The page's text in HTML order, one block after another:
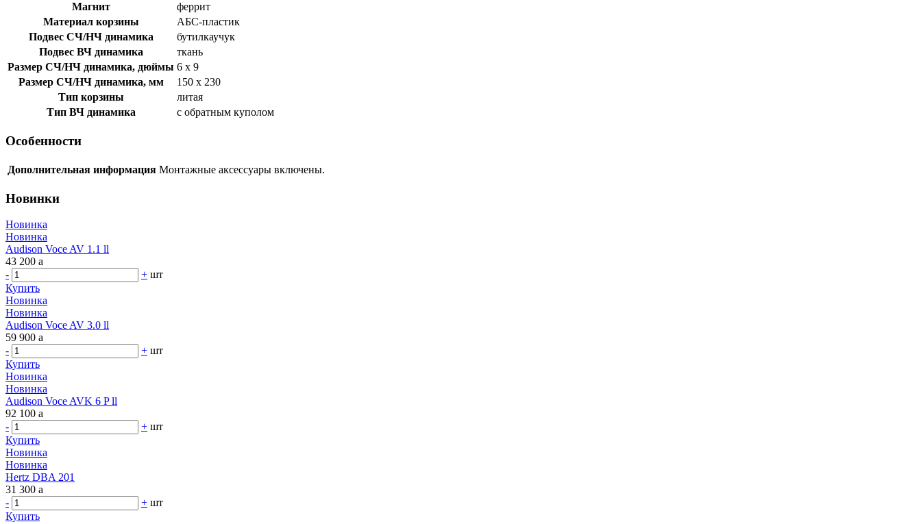
Магнит
феррит
Материал корзины
АБС-пластик
Подвес СЧ/НЧ динамика
бутилкаучук
Подвес ВЧ динамика
ткань
Размер СЧ/НЧ динамика, дюймы 6 x 9
Размер СЧ/НЧ динамика, мм
150 x 230
Тип корзины
литая
Тип ВЧ динамика
с обратным куполом
Особенности
Дополнительная информация Монтажные аксессуары включены.
Новинки
Новинка
Новинка
Audison Voce AV 1.1 ll
43 200 a
-
+ шт
Купить
Новинка
Новинка
Audison Voce AV 3.0 ll
59 900 a
-
+ шт
Купить
Новинка
Новинка
Audison Voce AVK 6 P ll
92 100 a
-
+ шт
Купить
Новинка
Новинка
Hertz DBA 201
31 300 a
-
+ шт
Купить